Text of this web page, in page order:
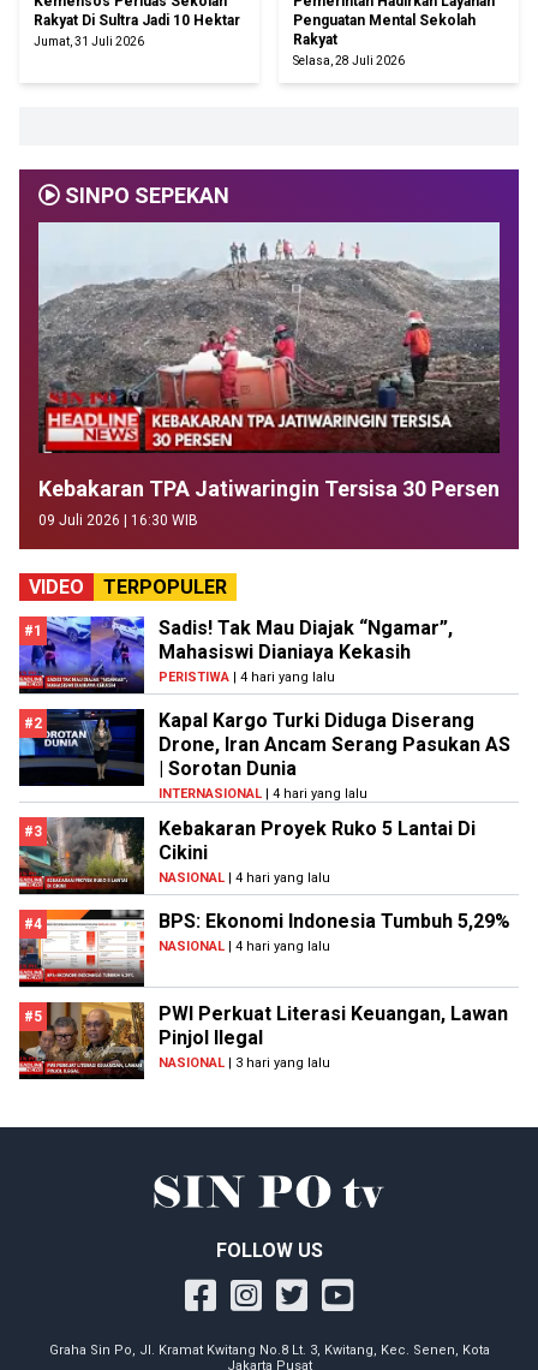
Rakyat Di Sultra Jadi 10 Hektar
Jumat, 31 Juli 2026
Penguatan Mental Sekolah
Rakyat
Selasa, 28 Juli 2026
SINPO SEPEKAN
Kebakaran TPA Jatiwaringin Tersisa 30 Persen
09 Juli 2026 | 16:30 WIB
VIDEO TERPOPULER
#1
Sadis! Tak Mau Diajak “Ngamar”,
Mahasiswi Dianiaya Kekasih
PERISTIWA | 4 hari yang lalu
#2
Kapal Kargo Turki Diduga Diserang
Drone, Iran Ancam Serang Pasukan AS
| Sorotan Dunia
INTERNASIONAL | 4 hari yang lalu
#3
Kebakaran Proyek Ruko 5 Lantai Di
Cikini
NASIONAL | 4 hari yang lalu
#4 BPS: Ekonomi Indonesia Tumbuh 5,29%
NASIONAL | 4 hari yang lalu
#5
PWI Perkuat Literasi Keuangan, Lawan
Pinjol Ilegal
NASIONAL | 3 hari yang lalu
FOLLOW US
Graha Sin Po, Jl. Kramat Kwitang No.8 Lt. 3, Kwitang, Kec. Senen, Kota
Jakarta Pusat